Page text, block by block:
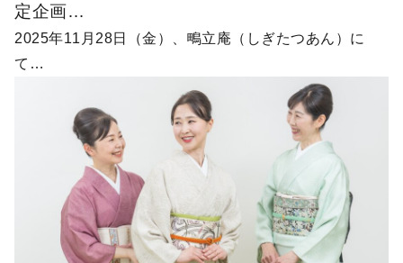
定企画…
2025年11月28日（金）、鴫立庵（しぎたつあん）に
て…